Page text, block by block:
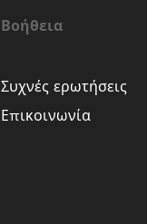
Βοήθεια
Συχνές ερωτήσεις
Επικοινωνία